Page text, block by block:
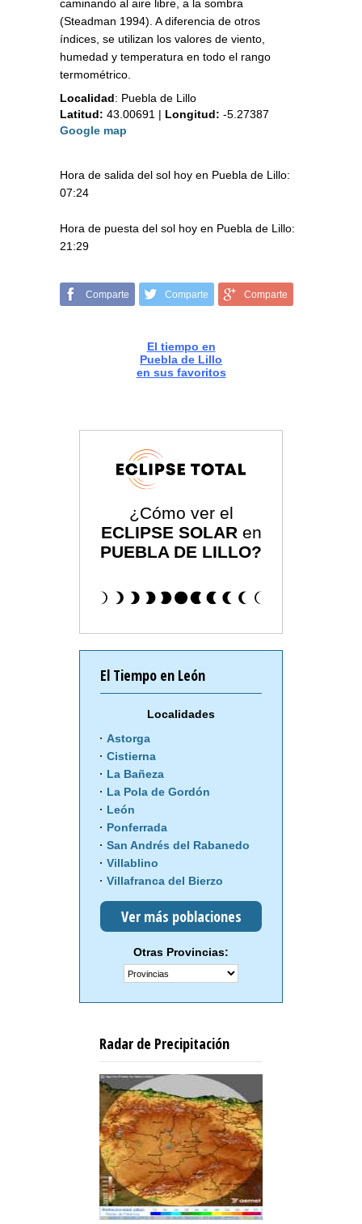
caminando al aire libre, a la sombra
(Steadman 1994). A diferencia de otros
índices, se utilizan los valores de viento,
humedad y temperatura en todo el rango
termométrico.
Localidad: Puebla de Lillo
Latitud: 43.00691 | Longitud: -5.27387
Google map
Hora de salida del sol hoy en Puebla de Lillo:
07:24
Hora de puesta del sol hoy en Puebla de Lillo:
21:29
Comparte Comparte Comparte
El tiempo en
Puebla de Lillo
en sus favoritos
¿Cómo ver el
ECLIPSE SOLAR en
PUEBLA DE LILLO?
El Tiempo en León
Localidades
Astorga
Cistierna
La Bañeza
La Pola de Gordón
León
Ponferrada
San Andrés del Rabanedo
Villablino
Villafranca del Bierzo
Ver más poblaciones
Otras Provincias:
Radar de Precipitación